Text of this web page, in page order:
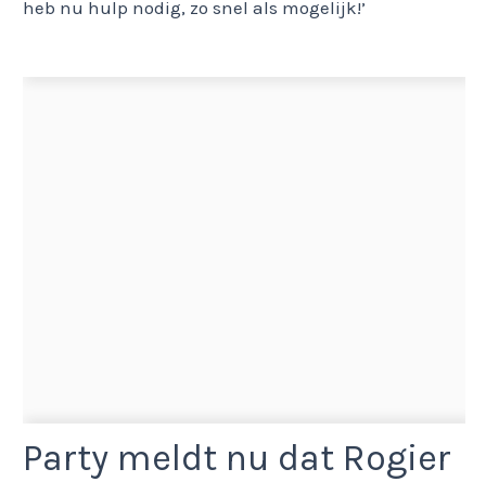
Party meldt nu dat Rogier